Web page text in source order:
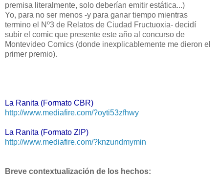
premisa literalmente, solo deberían emitir estática...)
Yo, para no ser menos -y para ganar tiempo mientras
termino el Nº3 de Relatos de Ciudad Fructuoxia- decidí
subir el comic que presente este año al concurso de
Montevideo Comics (donde inexplicablemente me dieron el
primer premio).
La Ranita (Formato CBR)
http://www.mediafire.com/?oyti53zfhwy
La Ranita (Formato ZIP)
http://www.mediafire.com/?knzundmymin
Breve contextualización de los hechos: